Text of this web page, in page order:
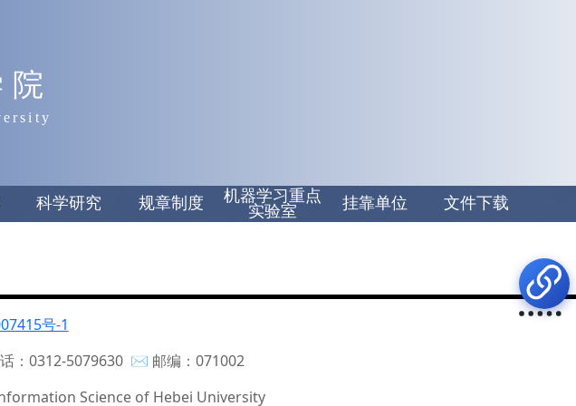
科学研究 规章制度
机器学习重点
实验室
挂靠单位 文件下载
号-1
：0312-5079630 ✉ 邮编：071002
Science of Hebei University